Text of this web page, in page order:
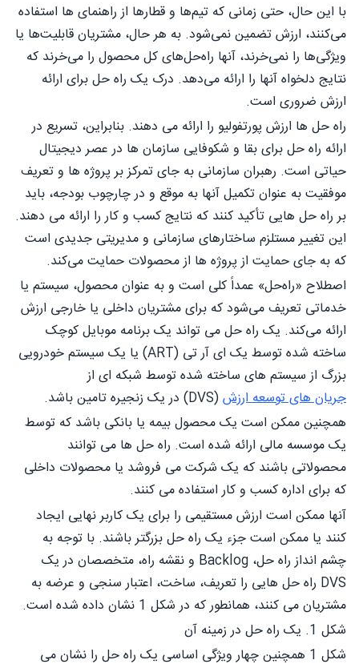
با این حال، حتی زمانی که تیم‌ها و قطارها از راهنمای ها استفاده
می‌کنند، ارزش تضمین نمی‌شود. به هر حال، مشتریان قابلیت‌ها یا
ویژگی‌ها را نمی‌خرند، آنها راه‌حل‌های کل محصول را می‌خرند که
نتایج دلخواه آنها را ارائه می‌دهد. درک یک راه حل برای ارائه
ارزش ضروری است.
راه حل ها ارزش پورتفولیو را ارائه می دهند. بنابراین، تسریع در
ارائه راه حل برای بقا و شکوفایی سازمان ها در عصر دیجیتال
حیاتی است. رهبران سازمانی به جای تمرکز بر پروژه ها و تعریف
موفقیت به عنوان تکمیل آنها به موقع و در چارچوب بودجه، باید
بر راه حل هایی تأکید کنند که نتایج کسب و کار را ارائه می دهند.
این تغییر مستلزم ساختارهای سازمانی و مدیریتی جدیدی است
که به جای حمایت از پروژه ها از محصولات حمایت می‌کند.
اصطلاح «راه‌حل» عمداً کلی است و به عنوان محصول، سیستم یا
خدماتی تعریف می‌شود که برای مشتریان داخلی یا خارجی ارزش
ارائه می‌کند. یک راه حل می تواند یک برنامه موبایل کوچک
ساخته شده توسط یک ای آر تی (ART) یا یک سیستم خودرویی
بزرگ از سیستم های ساخته شده توسط شبکه ای از
جریان های توسعه ارزش(DVS) در یک زنجیره تامین باشد.
همچنین ممکن است یک محصول بیمه یا بانکی باشد که توسط
یک موسسه مالی ارائه شده است. راه حل ها می توانند
محصولاتی باشند که یک شرکت می فروشد یا محصولات داخلی
که برای اداره کسب و کار استفاده می کنند.
آنها ممکن است ارزش مستقیمی را برای یک کاربر نهایی ایجاد
کنند یا ممکن است جزء یک راه حل بزرگتر باشند. با توجه به
چشم انداز راه حل، Backlog و نقشه راه، متخصصان در یک
DVS راه حل هایی را تعریف، ساخت، اعتبار سنجی و عرضه به
مشتریان می کنند، همانطور که در شکل 1 نشان داده شده است.
شکل 1. یک راه حل در زمینه آن
شکل 1 همچنین چهار ویژگی اساسی یک راه حل را نشان می